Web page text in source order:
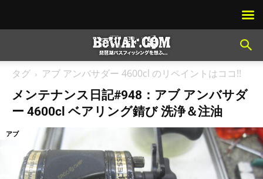
タグ アブ アンバサダー 4600cl のリペイントはココ!!
メンテナンス日記#948：アブ アンバサダ
ー 4600cl ベアリング錆び 洗浄＆注油
アブ